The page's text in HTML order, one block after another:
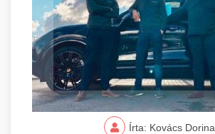
Írta: Kovács Dorina